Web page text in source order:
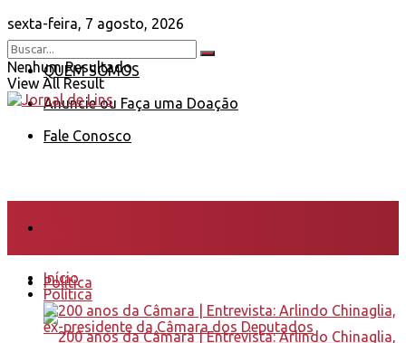
sexta-feira, 7 agosto, 2026
QUEM SOMOS
Anuncie ou Faça uma Doação
Fale Conosco
Nenhum Resultado
View All Result
Política
Início
Política